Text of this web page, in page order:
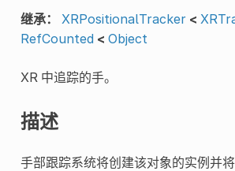
继承： XRPositionalTracker <
RefCounted < Object
XR 中追踪的手。
描述
手部跟踪系统将创建该对象的实例并